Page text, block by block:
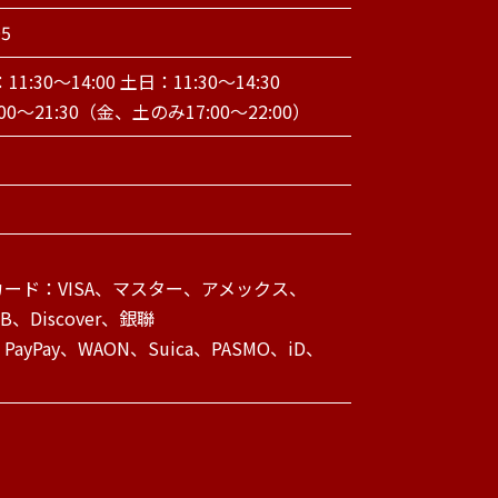
11:30～14:00 土日：11:30～14:30
～21:30（金、土のみ17:00～22:00）
ド：VISA、マスター、アメックス、
、Discover、銀聯
、WAON、Suica、PASMO、iD、